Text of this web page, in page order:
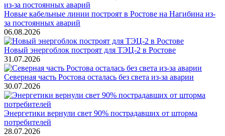
Новые кабельные линии построят в Ростове на Нагибина из-
за постоянных аварий
06.08.2026
Новый энергоблок построят для ТЭЦ-2 в Ростове
31.07.2026
Северная часть Ростова осталась без света из-за аварии
30.07.2026
Энергетики вернули свет 90% пострадавших от шторма
потребителей
28.07.2026